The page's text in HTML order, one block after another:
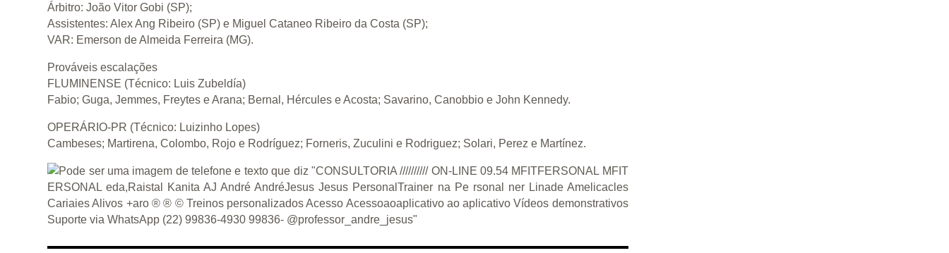
Árbitro: João Vitor Gobi (SP);
Assistentes: Alex Ang Ribeiro (SP) e Miguel Cataneo Ribeiro da Costa (SP);
VAR: Emerson de Almeida Ferreira (MG).
Prováveis escalações
FLUMINENSE (Técnico: Luis Zubeldía)
Fabio; Guga, Jemmes, Freytes e Arana; Bernal, Hércules e Acosta; Savarino, Canobbio e John Kennedy.
OPERÁRIO-PR (Técnico: Luizinho Lopes)
Cambeses; Martirena, Colombo, Rojo e Rodríguez; Forneris, Zuculini e Rodriguez; Solari, Perez e Martínez.